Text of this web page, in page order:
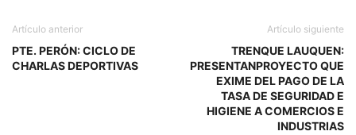
Artículo anterior
PTE. PERÓN: CICLO DE
CHARLAS DEPORTIVAS
Artículo siguiente
TRENQUE LAUQUEN:
PRESENTANPROYECTO QUE
EXIME DEL PAGO DE LA
TASA DE SEGURIDAD E
HIGIENE A COMERCIOS E
INDUSTRIAS